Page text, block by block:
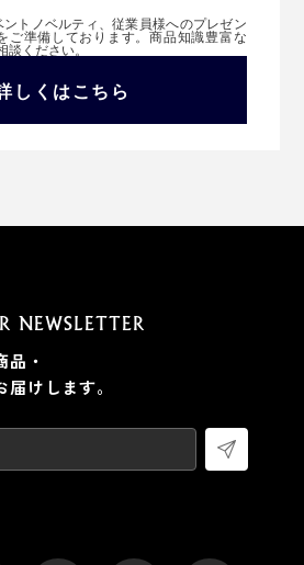
トノベルティ、従業員様へのプレゼン
ご準備しております。商品知識豊富な
談ください。
しくはこちら
NEWSLETTER
品・
けします。